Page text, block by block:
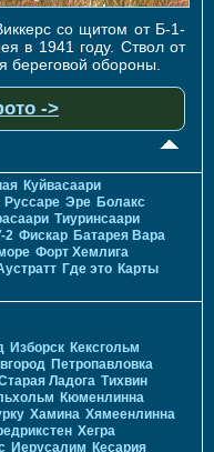
со щитом от Б-1-
в 1941 году. Ствол от
береговой обороны.
->
Куйвасаари
Руссаре Эре Болакс
Тиуринсаари
2 Фискар Батарея Вара
Форт Хемлига
Где это Карты
Изборск Кексгольм
Петропавловка
Ладога Тихвин
Кюменлинна
Хамина Хямеенлинна
Хегра
Иерусалим Кесария